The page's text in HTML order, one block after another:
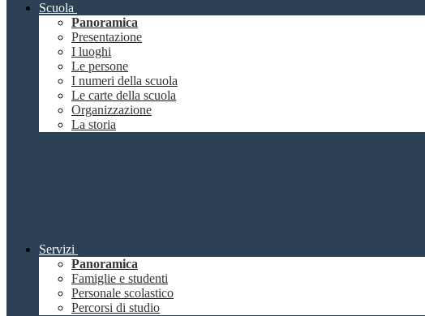
Scuola
Panoramica
Presentazione
I luoghi
Le persone
I numeri della scuola
Le carte della scuola
Organizzazione
La storia
Servizi
Panoramica
Famiglie e studenti
Personale scolastico
Percorsi di studio